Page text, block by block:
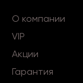
О компании
VIP
Акции
Гарантия